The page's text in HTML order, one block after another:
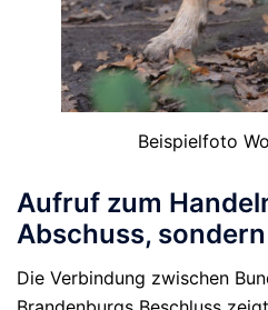
Beispielfoto
Aufruf zum
Abschuss,
Die Verbindung zwischen